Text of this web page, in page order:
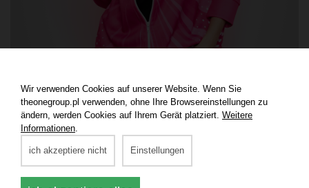
Wir verwenden Cookies auf unserer Website. Wenn Sie
theonegroup.pl verwenden, ohne Ihre Browsereinstellungen zu
ändern, werden Cookies auf Ihrem Gerät platziert. Weitere
Informationen
ich akzeptiere nicht Einstellungen